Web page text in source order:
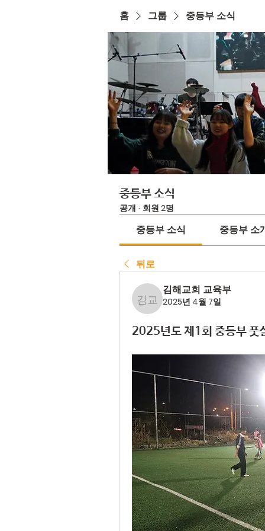
홈 그룹 중등부 소식
중등부 소식
공개 · 회원 2명
중등부 소식 중등부 소
뒤로
김해교회 교육부
김해교회 교육부
2025년 4월 7일
2025년도 제1회 중등부 풋